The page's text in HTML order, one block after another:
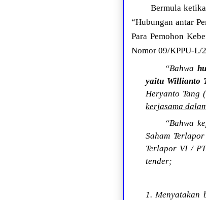
Bermula
“Hubungan antar
Para Pemohon
Nomor 09/KPPU-L/
“Bahwa
yaitu Willianto
Heryanto Tang
kerjasama
“Bahwa
Saham
Terlapor VI /
tender;
1. Menyatakan